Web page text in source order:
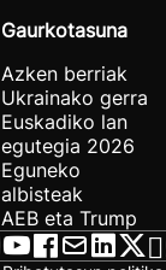
Gaurkotasuna
Azken berriak
Ukrainako gerra
Euskadiko lan
egutegia 2026
Eguneko
albisteak
AEB eta Trump